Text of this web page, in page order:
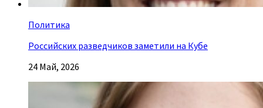
Политика
Российских разведчиков заметили на Кубе
24 Май, 2026